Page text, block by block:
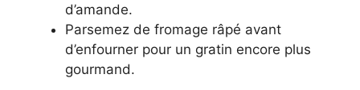
d’amande.
Parsemez de fromage râpé avant
d’enfourner pour un gratin encore plus
gourmand.